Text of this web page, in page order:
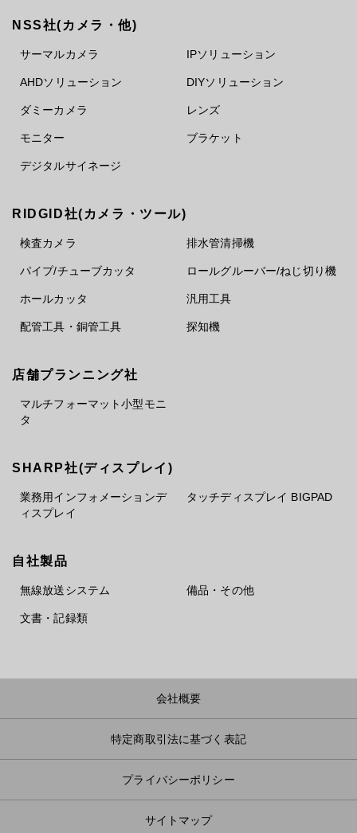
NSS社(カメラ・他)
サーマルカメラ IPソリューション
AHDソリューション DIYソリューション
ダミーカメラ レンズ
モニター ブラケット
デジタルサイネージ
RIDGID社(カメラ・ツール)
検査カメラ 排水管清掃機
パイプ/チューブカッタ ロールグルーバー/ねじ切り機
ホールカッタ 汎用工具
配管工具・銅管工具 探知機
店舗プランニング社
マルチフォーマット小型モニ
タ
SHARP社(ディスプレイ)
業務用インフォメーションデ
ィスプレイ
タッチディスプレイ BIGPAD
自社製品
無線放送システム 備品・その他
文書・記録類
会社概要
特定商取引法に基づく表記
プライバシーポリシー
サイトマップ